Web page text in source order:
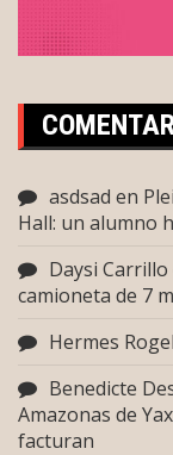
asdsad en
Hall: un alumno
Daysi Carrillo
camioneta de 7
Hermes
Benedicte
Amazonas de
facturan